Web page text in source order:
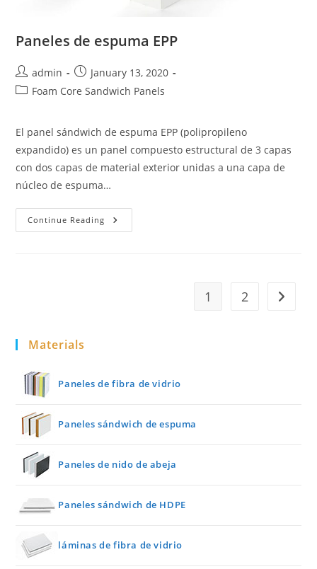
Paneles de espuma EPP
Post
author:
admin
Post
published:
January 13, 2020
PostFoam Core Sandwich Panels
El panel sándwich de espuma EPP (polipropileno
expandido) es un panel compuesto estructural de 3 capas
con dos capas de material exterior unidas a una capa de
núcleo de espuma…
Continue Reading Paneles
De
1 2 Go to
Materials
Paneles de fibra de vidrio
Paneles sándwich de espuma
Paneles de nido de abeja
Paneles sándwich de HDPE
láminas de fibra de vidrio